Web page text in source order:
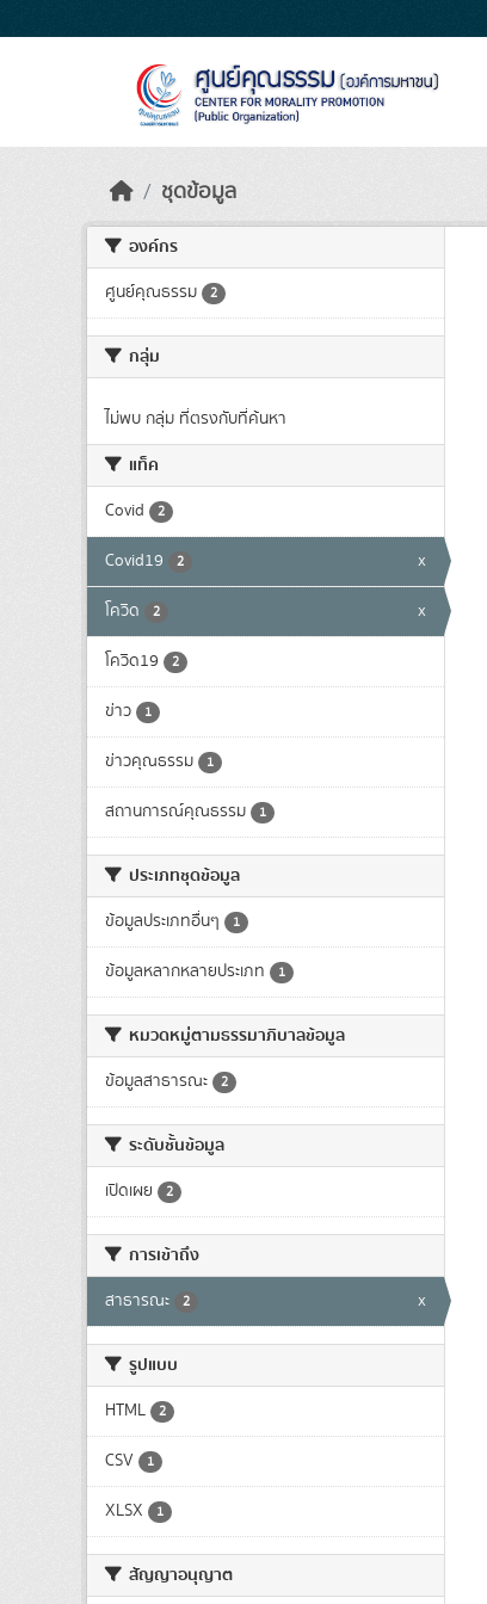
ชุดข้อมูล
องค์กร
ศูนย์คุณธรรม 2
กลุ่ม
ไม่พบ กลุ่ม ที่ตรงกับที่ค้นหา
แท็ค
Covid 2
Covid19 2 x
โควิด 2 x
โควิด19 2
ข่าว 1
ข่าวคุณธรรม 1
สถานการณ์คุณธรรม 1
ประเภทชุดข้อมูล
ข้อมูลประเภทอื่นๆ 1
ข้อมูลหลากหลายประเภท 1
หมวดหมู่ตามธรรมาภิบาลข้อมูล
ข้อมูลสาธารณะ 2
ระดับชั้นข้อมูล
เปิดเผย 2
การเข้าถึง
สาธารณะ 2 x
รูปแบบ
HTML 2
CSV 1
XLSX 1
สัญญาอนุญาต